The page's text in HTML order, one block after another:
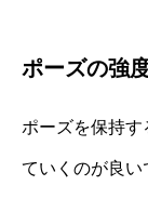
ポーズの強
ポーズを保持
ていくのが良い